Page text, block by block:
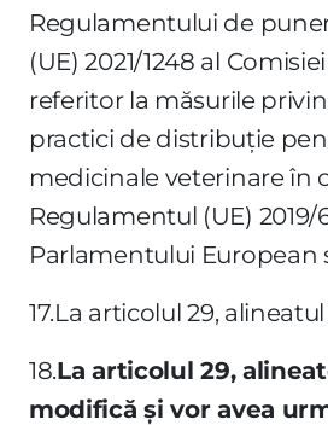
Regulamentului de
(UE) 2021/1248 al
referitor la măsurile
practici de distribuţie
medicinale veterinare în
Regulamentul (UE) 2019/
Parlamentului European
17.La articolul 29,
18.La articolul 29,
modifică şi vor avea